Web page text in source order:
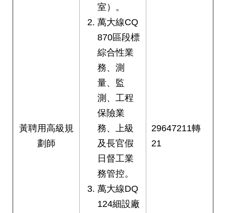
黃聘用高級規
劃師
室）。
萬大線CQ
870區段標
綜合性業
務、測
量、監
測、工程
保險業
務、上級
及長官假
日督工業
務管控。
萬大線DQ
124細設廠
29647211轉
21